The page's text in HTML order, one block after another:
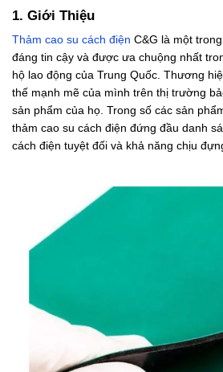
1. Giới Thiệu
Thảm cao su cách điện C&G là một
đáng tin cậy và được ưa chuộng nhất
hộ lao động của Trung Quốc. Thương
thế mạnh mẽ của mình trên thị trường
sản phẩm của họ. Trong số các sản
thảm cao su cách điện đứng đầu danh
cách điện tuyệt đối và khả năng chịu